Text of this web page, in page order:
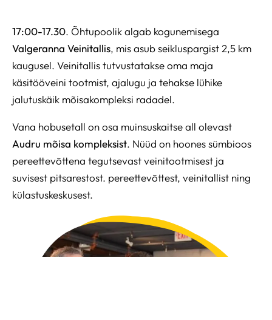
17:00-17.30. Õhtupoolik algab kogunemisega
Valgeranna Veinitallis, mis asub seikluspargist 2,5 km
kaugusel. Veinitallis tutvustatakse oma maja
käsitööveini tootmist, ajalugu ja tehakse lühike
jalutuskäik mõisakompleksi radadel.
Vana hobusetall on osa muinsuskaitse all olevast
Audru mõisa kompleksist. Nüüd on hoones sümbioos
pereettevõttena tegutsevast veinitootmisest ja
suvisest pitsarestost. pereettevõttest, veinitallist ning
külastuskeskusest.